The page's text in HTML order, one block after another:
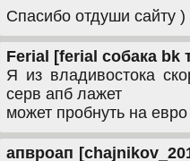
Спасибо отдуши сайту )
Ferial [ferial собака bk
Я из владивостока
серв апб лажет
может пробнуть на евро
апвроап